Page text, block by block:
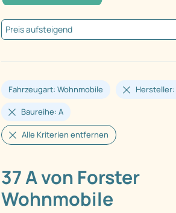
Fahrzeugart: Wohnmobile
Baureihe: A
Alle Kriterien entfernen
37 A von Forster
Wohnmobile